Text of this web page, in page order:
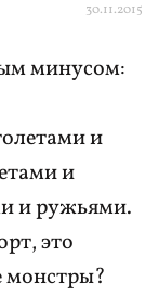
30.11.2015
минусом:
и
и
и ружьями.
это
монстры?